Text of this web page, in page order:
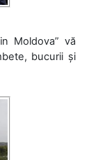
Moldova” vă
bucurii și